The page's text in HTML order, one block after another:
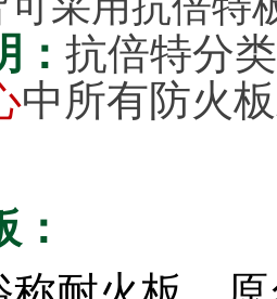
抗倍特分
中所有防火